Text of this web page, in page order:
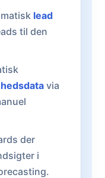
lead
til den
via
der
i